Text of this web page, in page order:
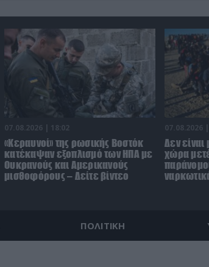
07.08.2026 | 18:02
«Κεραυνοί» της ρωσικής Βοστόκ
κατέκαψαν εξοπλισμό των ΗΠΑ με
Ουκρανούς και Αμερικανούς
μισθοφόρους – Δείτε βίντεο
07.08.2026
Δεν
χώρα
ΠΟΛΙΤΙΚΗ